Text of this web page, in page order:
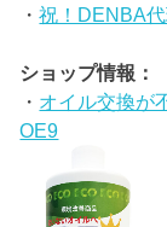
・祝！DENBA
ショップ情報：
・ オイル交換が
OE9